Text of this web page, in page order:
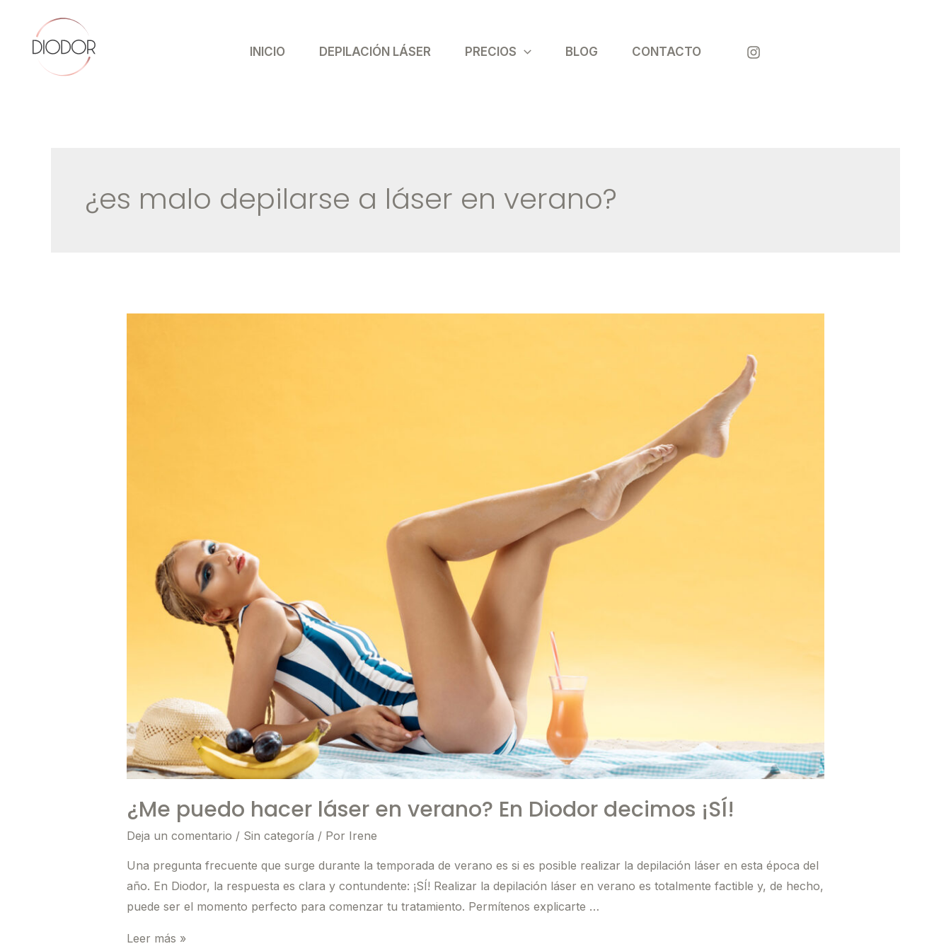
contenido
INICIO DEPILACIÓN LÁSER PRECIOS BLOG CONTACTO
¿es malo depilarse a láser en verano?
¿Me puedo hacer láser en verano? En Diodor decimos ¡SÍ!
Deja un comentario / Sin categoría / Por Irene
Una pregunta frecuente que surge durante la temporada de verano es si es posible realizar la depilación láser en esta época del
año. En Diodor, la respuesta es clara y contundente: ¡SÍ! Realizar la depilación láser en verano es totalmente factible y, de hecho,
puede ser el momento perfecto para comenzar tu tratamiento. Permítenos explicarte …
¿Me
Leer más »